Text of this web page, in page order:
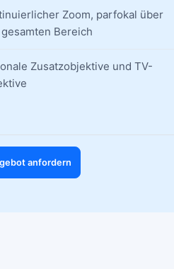
Zoom, parfokal über
Bereich
Zusatzobjektive und TV-
anfordern